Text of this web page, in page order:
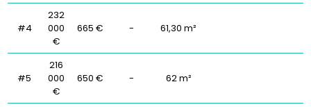
#4
232
000
€
665 € - 61,30 m²
#5
216
000
€
650 € - 62 m²